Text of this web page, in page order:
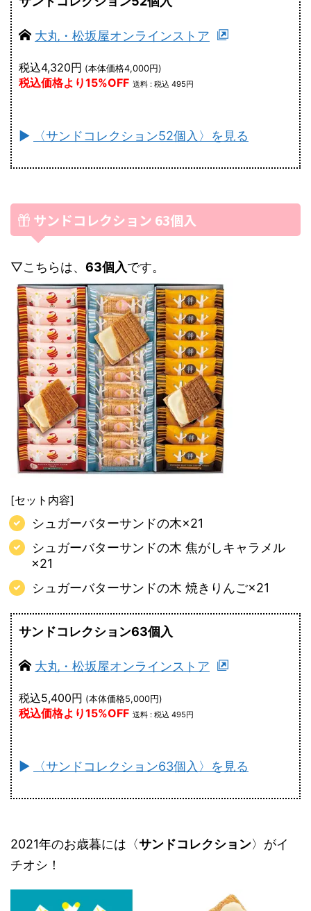
大丸・松坂屋オンラインストア
税込4,320円 (本体価格4,000円)
税込価格より15%OFF 送料 : 税込 495円
► 〈サンドコレクション52個入〉を見る
サンドコレクション 63個入
▽こちらは、 63個入です。
[セット内容]
シュガーバターサンドの木×21
シュガーバターサンドの木 焦がしキャラメル
×21
シュガーバターサンドの木 焼きりんご×21
サンドコレクション63個入
大丸・松坂屋オンラインストア
税込5,400円 (本体価格5,000円)
税込価格より15%OFF 送料 : 税込 495円
► 〈サンドコレクション63個入〉を見る
2021年のお歳暮には〈サンドコレクション〉がイ
チオシ！